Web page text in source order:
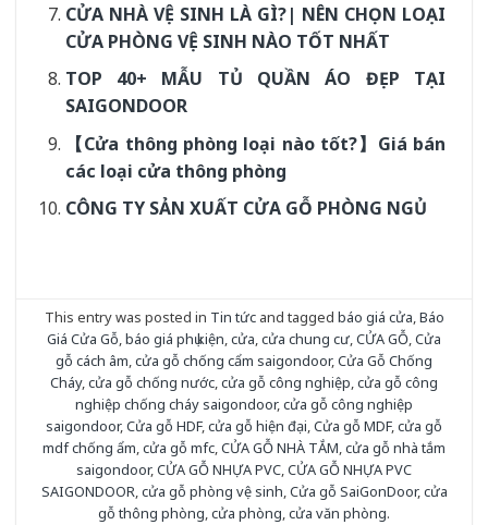
CỬA NHÀ VỆ SINH LÀ GÌ?| NÊN CHỌN LOẠI
CỬA PHÒNG VỆ SINH NÀO TỐT NHẤT
TOP 40+ MẪU TỦ QUẦN ÁO ĐẸP TẠI
SAIGONDOOR
【Cửa thông phòng loại nào tốt?】Giá bán
các loại cửa thông phòng
CÔNG TY SẢN XUẤT CỬA GỖ PHÒNG NGỦ
This entry was posted in Tin tứcand tagged báo giá cửa,Báo
Giá Cửa Gỗ,báo giá phụ kiện,cửa,cửa chung cư,CỬA GỖ,Cửa
gỗ cách âm,cửa gỗ chống cẩm saigondoor,Cửa Gỗ Chống
Cháy,cửa gỗ chống nước,cửa gỗ công nghiệp,cửa gỗ công
nghiệp chống cháy saigondoor,cửa gỗ công nghiệp
saigondoor,Cửa gỗ HDF,cửa gỗ hiện đại,Cửa gỗ MDF,cửa gỗ
mdf chống ẩm,cửa gỗ mfc,CỬA GỖ NHÀ TẮM,cửa gỗ nhà tắm
saigondoor,CỬA GỖ NHỰA PVC,CỬA GỖ NHỰA PVC
SAIGONDOOR,cửa gỗ phòng vệ sinh,Cửa gỗ SaiGonDoor,cửa
gỗ thông phòng,cửa phòng,cửa văn phòng.